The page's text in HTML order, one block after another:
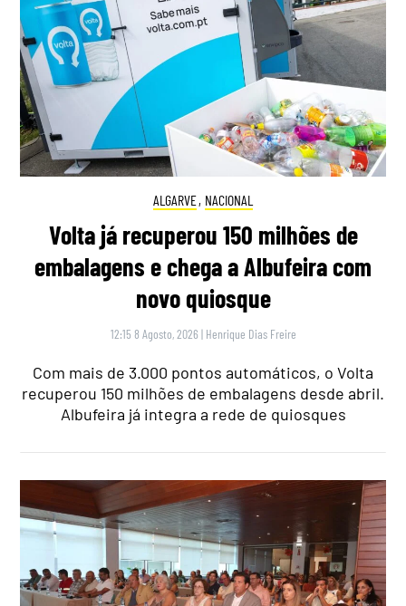
ALGARVE, NACIONAL
Volta já recuperou 150 milhões de
embalagens e chega a Albufeira com
novo quiosque
12:15 8 Agosto, 2026 | Henrique Dias Freire
Com mais de 3.000 pontos automáticos, o Volta
recuperou 150 milhões de embalagens desde abril.
Albufeira já integra a rede de quiosques